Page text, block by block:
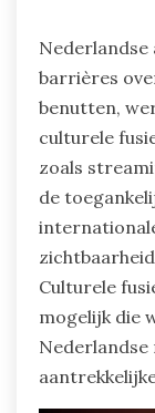
barrières
benutten,
culturele
zoals
de
Culturele
mogelijk die